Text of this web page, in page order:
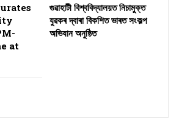
at
গুৱাহাটী বিশ্ববিদ্যালয়ত নিচামুক্ত
যুৱকৰ দ্বাৰা বিকশিত ভাৰত সংকল্প
অভিযান অনুষ্ঠিত